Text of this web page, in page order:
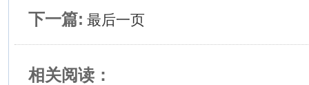
下一篇: 最后一页
相关阅读：